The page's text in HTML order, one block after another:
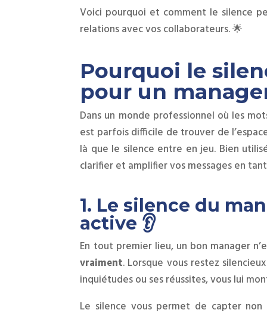
Voici pourquoi et comment le silence
relations avec vos collaborateurs. 🌟
Pourquoi le
pour un
Dans un monde professionnel où les
est parfois difficile de trouver de
là que le silence entre en jeu. Bien
clarifier et amplifier vos messages en
1. Le silence du
active 👂
En tout premier lieu, un bon manager
vraiment. Lorsque vous restez
inquiétudes ou ses réussites, vous lui
Le silence vous permet de capter